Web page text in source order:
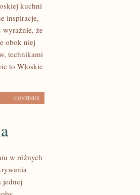
kuchni
inspiracje,
wyraźnie, że
obok niej
technikami
to Włoskie
CONTINUE
w różnych
jednej